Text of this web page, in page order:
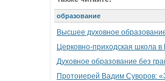
образование
Высшее духовное
Церковно-приходская школа
Духовное образование без
Протоиерей Вадим Суворов: